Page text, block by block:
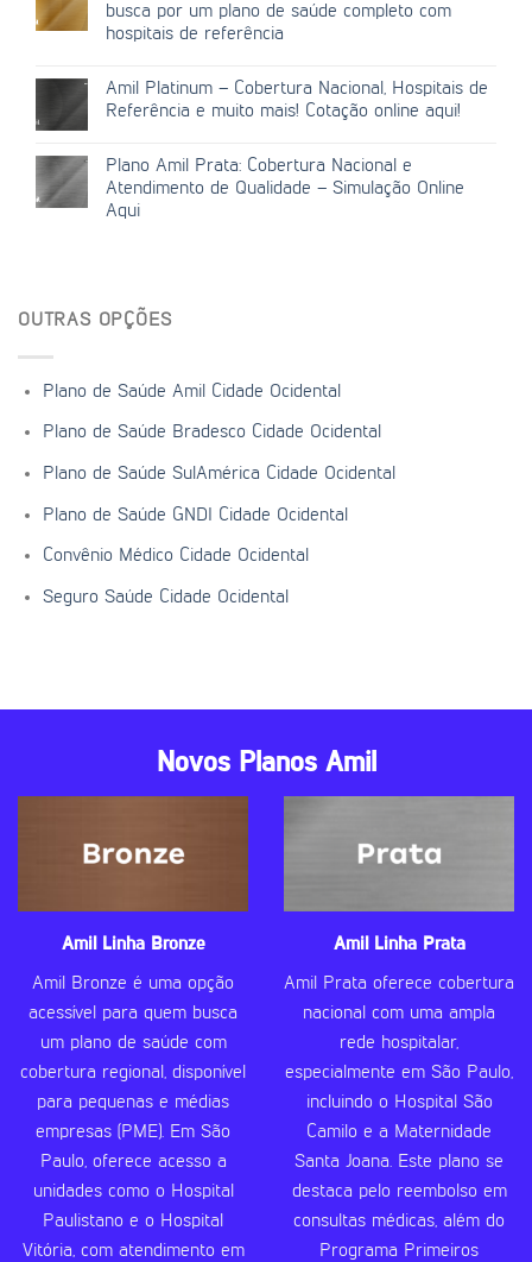
busca por um plano de saúde completo com
hospitais de referência
Amil Platinum – Cobertura Nacional, Hospitais de
Referência e muito mais! Cotação online aqui!
Plano Amil Prata: Cobertura Nacional e
Atendimento de Qualidade – Simulação Online
Aqui
OUTRAS OPÇÕES
Plano de Saúde Amil Cidade Ocidental
Plano de Saúde Bradesco Cidade Ocidental
Plano de Saúde SulAmérica Cidade Ocidental
Plano de Saúde GNDI Cidade Ocidental
Convênio Médico Cidade Ocidental
Seguro Saúde Cidade Ocidental
Novos Planos Amil
Amil Linha Bronze
Amil Bronze é uma opção
acessível para quem busca
um plano de saúde com
cobertura regional, disponível
para pequenas e médias
empresas (PME). Em São
Paulo, oferece acesso a
unidades como o Hospital
Paulistano e o Hospital
Vitória, com atendimento em
Amil Linha Prata
Amil Prata oferece cobertura
nacional com uma ampla
rede hospitalar,
especialmente em São Paulo,
incluindo o Hospital São
Camilo e a Maternidade
Santa Joana. Este plano se
destaca pelo reembolso em
consultas médicas, além do
Programa Primeiros